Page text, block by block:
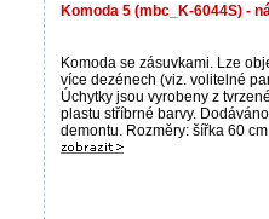
Komoda 5 (mbc_K-6044S) -
Komoda se zásuvkami. Lze
více dezénech (viz. volitelné
Úchytky jsou vyrobeny z
plastu stříbrné barvy.
demontu. Rozměry: šířka 60 cm